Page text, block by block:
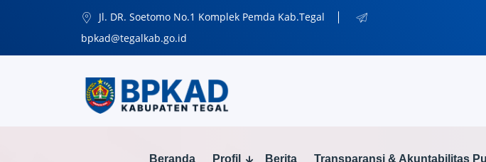
Jl. DR. Soetomo No.1 Komplek Pemda Kab.Tegal
bpkad@tegalkab.go.id
Beranda Profil Berita Transparansi & Akuntabilitas